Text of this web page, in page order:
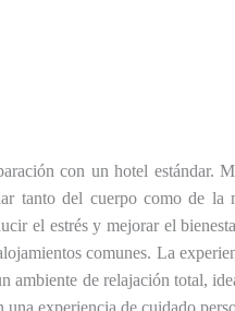
con un hotel estándar.
tanto del cuerpo como de
el estrés y mejorar el
comunes. La
de relajación total,